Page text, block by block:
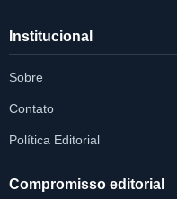
Institucional
Sobre
Contato
Política Editorial
Compromisso editorial